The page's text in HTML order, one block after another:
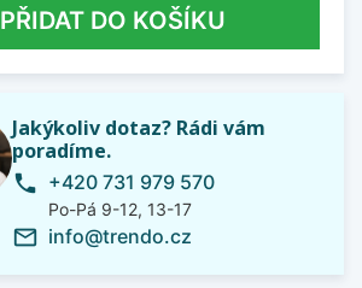
PŘIDAT DO KOŠÍKU
Jakýkoliv dotaz? Rádi vám
poradíme.
phone +420 731 979 570
Po-Pá 9-12, 13-17
mail_outline info@trendo.cz